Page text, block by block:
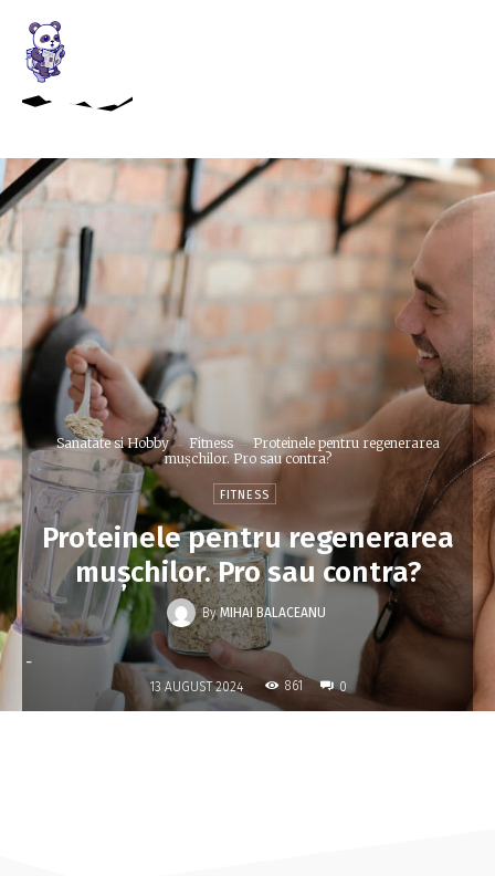
Sanatate si Hobby Fitness
Proteinele pentru regenerarea
mușchilor. Pro sau contra?
FITNESS
Proteinele pentru regenerarea
mușchilor. Pro sau contra?
By MIHAI BALACEANU
-
13 AUGUST 2024 861 0